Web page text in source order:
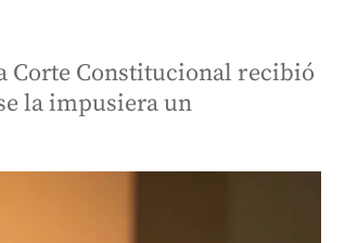
Corte Constitucional recibió
la impusiera un